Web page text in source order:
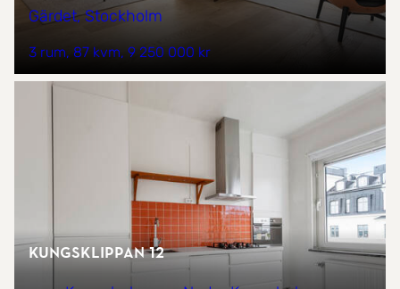
Gärdet, Stockholm
3 rum 87 kvm 9 250 000 kr
Kungsklippan 12